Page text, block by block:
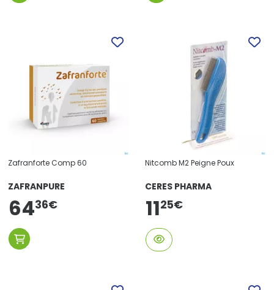
Zafranforte Comp 60
ZAFRANPURE
6436€
Nitcomb M2 Peigne Poux
CERES PHARMA
1125€